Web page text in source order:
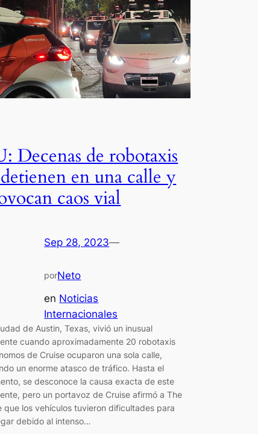
Decenas de robotaxis
en una calle y
caos vial
Sep 28, 2023—
porNeto
en Noticias
Internacionales
de Austin, Texas, vivió un inusual
cuando aproximadamente 20 robotaxis
de Cruise ocuparon una sola calle,
un enorme atasco de tráfico. Hasta el
se desconoce la causa exacta de este
pero un portavoz de Cruise afirmó a The
que los vehículos tuvieron dificultades para
debido al intenso…